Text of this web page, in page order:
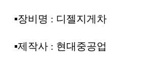
▪︎장비명 : 디젤지게차
▪︎제작사 : 현대중공업